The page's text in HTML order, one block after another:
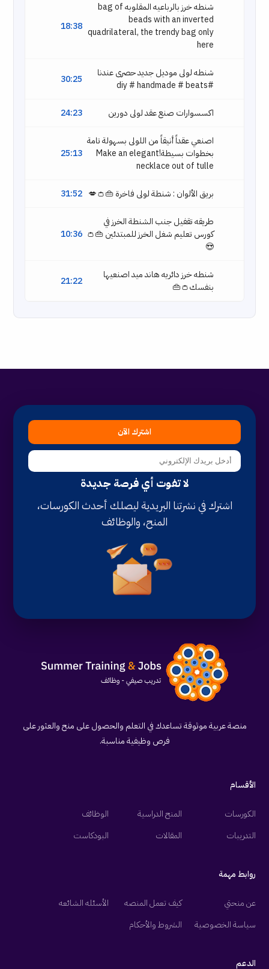
18:38
شنطه خرز بالرباعيه المقلوبه bag of
beads with an inverted
quadrilateral, the trendy bag only
here
30:25
شنطه لولى موديل جديد حصرى عندنا
#diy # handmade # beats
24:23 اكسسوارات صنع عقد لولى دورين
25:13
اصنعي عقداً أنيقاً من اللولى بسهولة تامة
بخطوات بسيطة!Make an elegant
necklace out of tulle
31:52 بريق الألوان : شنطة لولى فاخرة 👜👛💋
10:36
طريقه تقفيل جنب الشنطة الخرز في
كورس تعليم شغل الخرز للمبتدئين 👜👛
😍
21:22
شنطه خرز دائريه هاند ميد اصنعيها
بنفسك👛👜
اشترك الآن
لا تفوت أي فرصة جديدة
اشترك في نشرتنا البريدية ليصلك أحدث الكورسات،
المنح، والوظائف
منصة عربية موثوقة تساعدك في التعلم والحصول على منح والعثور على
فرص وظيفية مناسبة.
الأقسام
الكورسات المنح الدراسية
الوظائف
التدريبات
المقالات البودكاست
روابط مهمة
عن منحتي كيف تعمل المنصه
الأسئله الشائعه
سياسة الخصوصية
الشروط والأحكام
الدعم